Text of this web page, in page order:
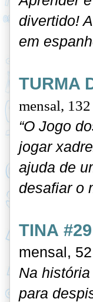
divertido!
em
TURMA
mensal,
“O Jogo
jogar
ajuda de
desafiar o
TINA #29
mensal,
Na
para